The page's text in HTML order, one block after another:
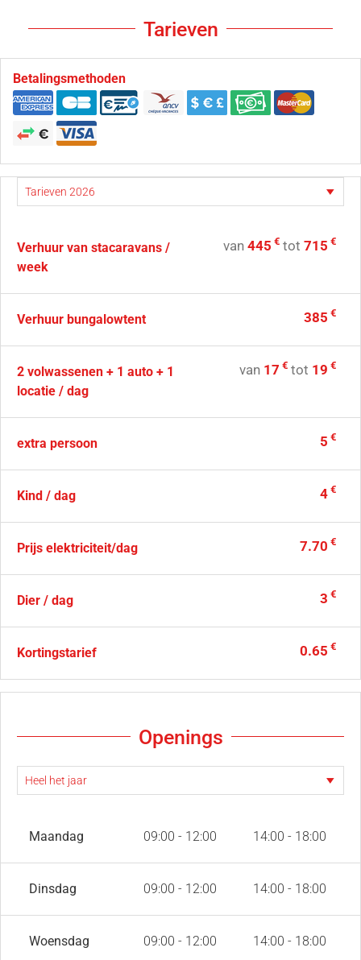
Tarieven
Betalingsmethoden
Verhuur van stacaravans /
week
van 445 € tot 715 €
Verhuur bungalowtent 385 €
2 volwassenen + 1 auto + 1
locatie / dag
van 17 € tot 19 €
extra persoon 5 €
Kind / dag 4 €
Prijs elektriciteit/dag 7.70 €
Dier / dag 3 €
Kortingstarief 0.65 €
Openings
Maandag 09:00 - 12:00 14:00 - 18:00
Dinsdag 09:00 - 12:00 14:00 - 18:00
Woensdag 09:00 - 12:00 14:00 - 18:00